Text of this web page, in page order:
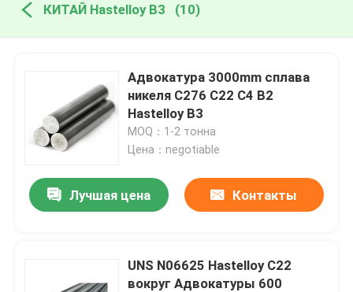
КИТАЙ Hastelloy B3 (10)
Адвокатура 3000mm сплава
никеля C276 C22 C4 B2
Hastelloy B3
MOQ：1-2 тонна
Цена：negotiable
Лучшая цена Контакты
UNS N06625 Hastelloy C22
вокруг Адвокатуры 600